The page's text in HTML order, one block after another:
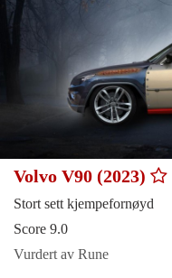
Volvo V90 (2023)
Stort sett kjempefornøyd
Score 9.0
Vurdert av Rune